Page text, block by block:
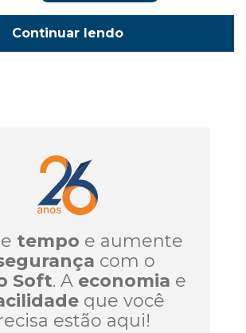
Continuar lendo
tempo e aumente
com o
Soft. A economia e
que você
estão aqui!